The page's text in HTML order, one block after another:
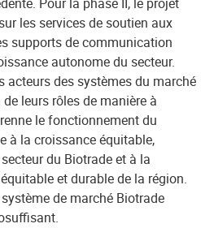
les services de soutien aux
supports de communication
autonome du secteur.
acteurs des systèmes du marché
leurs rôles de manière à
le fonctionnement du
à la croissance équitable,
du Biotrade et à la
et durable de la région.
de marché Biotrade